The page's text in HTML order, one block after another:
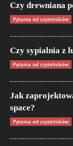
Czy drewniana
Pytania od czytelników
Czy sypialnia z
Pytania od czytelników
Jak
space?
Pytania od czytelników